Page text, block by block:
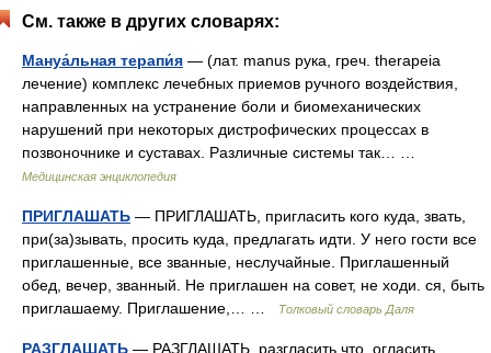
См. также в других словарях:
Мануа́льная терапи́я — (лат. manus рука, греч. therapeia
лечение) комплекс лечебных приемов ручного воздействия,
направленных на устранение боли и биомеханических
нарушений при некоторых дистрофических процессах в
позвоночнике и суставах. Различные системы так… …
Медицинская энциклопедия
ПРИГЛАШАТЬ — ПРИГЛАШАТЬ, пригласить кого куда, звать,
при(за)зывать, просить куда, предлагать идти. У него гости все
приглашенные, все званные, неслучайные. Приглашенный
обед, вечер, званный. Не приглашен на совет, не ходи. ся, быть
приглашаему. Приглашение,… …
Толковый словарь Даля
РАЗГЛАШАТЬ — РАЗГЛАШАТЬ, разгласить что, огласить,